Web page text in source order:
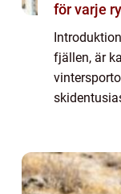
för varje
fjällen, är